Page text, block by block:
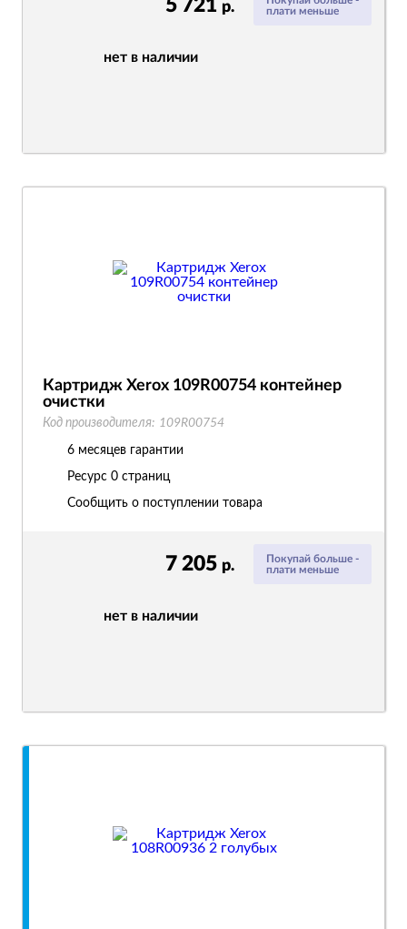
плати меньше
5 721 р.
нет в наличии
Покупай больше -
плати меньше
7 205 р.
нет в наличии
Картридж Xerox 109R00754 контейнер
очистки
Код производителя: 109R00754
6 месяцев гарантии
Ресурс 0 страниц
Сообщить о поступлении товара